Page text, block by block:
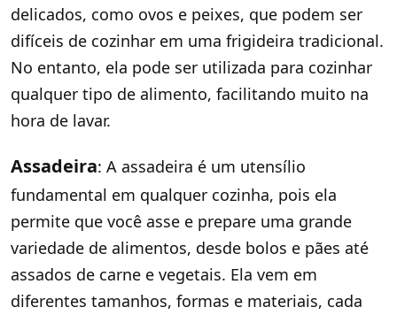
delicados, como ovos e peixes, que podem ser
difíceis de cozinhar em uma frigideira tradicional.
No entanto, ela pode ser utilizada para cozinhar
qualquer tipo de alimento, facilitando muito na
hora de lavar.
Assadeira: A assadeira é um utensílio
fundamental em qualquer cozinha, pois ela
permite que você asse e prepare uma grande
variedade de alimentos, desde bolos e pães até
assados de carne e vegetais. Ela vem em
diferentes tamanhos, formas e materiais, cada